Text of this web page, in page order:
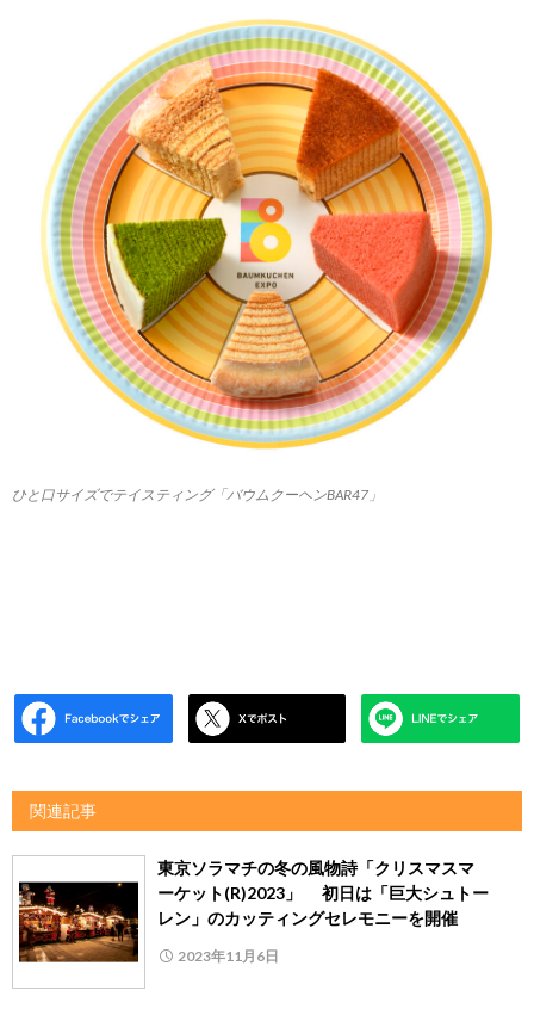
ひと口サイズでテイスティング「バウムクーヘンBAR47」
関連記事
東京ソラマチの冬の風物詩「クリスマスマ
ーケット(R)2023」 初日は「巨大シュトー
レン」のカッティングセレモニーを開催
2023年11月6日